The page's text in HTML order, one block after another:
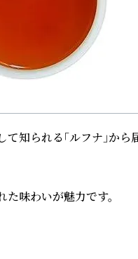
知られる「ルフナ」から
味わいが魅力です。